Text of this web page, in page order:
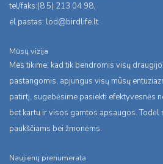
tel/faks:(8 5) 213 04 98,
el.pastas: lod@birdlife.lt
Mūsų vizija
Mes tikime, kad tik bendromis visų
pastangomis, apjungus visų mūsų
patirtį, sugebėsime pasiekti efektyvesnės
bet kartu ir visos gamtos apsaugos. Todėl
paukščiams bei žmonėms.
Naujienų prenumerata